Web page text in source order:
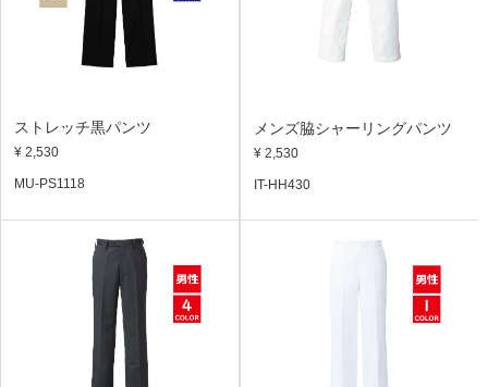
ストレッチ黒パンツ
¥ 2,530
MU-PS1118
メンズ脇シャーリングパンツ
¥ 2,530
IT-HH430